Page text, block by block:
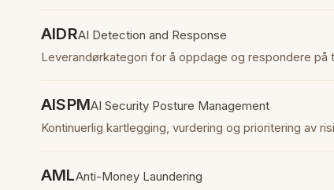
AIDRAI Detection and Response
Leverandørkategori for å oppdage og respondere
AISPMAI Security Posture Management
Kontinuerlig kartlegging, vurdering og prioritering av
AMLAnti-Money Laundering